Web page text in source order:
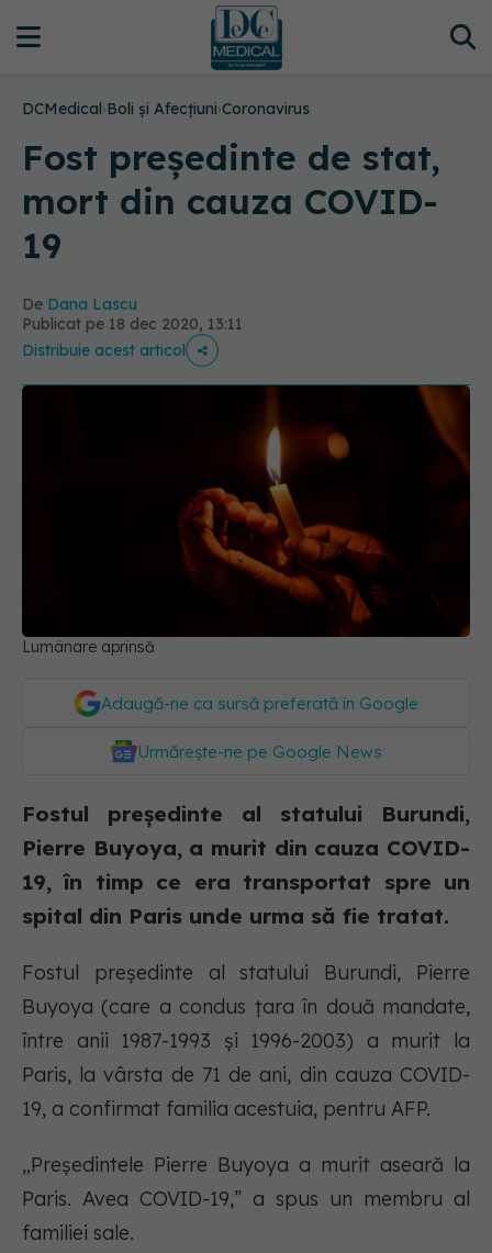
DCMedical›Boli și Afecțiuni›Coronavirus
Fost președinte de stat,
mort din cauza COVID-
19
De Dana Lascu
Publicat pe 18 dec 2020, 13:11
Distribuie acest articol
Lumânare aprinsă
Adaugă-ne ca sursă preferată în Google
Urmărește-ne pe Google News
Fostul președinte al statului Burundi,
Pierre Buyoya, a murit din cauza COVID-
19, în timp ce era transportat spre un
spital din Paris unde urma să fie tratat.
Fostul președinte al statului Burundi, Pierre
Buyoya (care a condus țara în două mandate,
între anii 1987-1993 și 1996-2003) a murit la
Paris, la vârsta de 71 de ani, din cauza COVID-
19, a confirmat familia acestuia, pentru AFP.
„Președintele Pierre Buyoya a murit aseară la
Paris. Avea COVID-19,” a spus un membru al
familiei sale.